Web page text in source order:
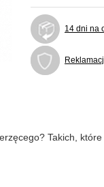
14 dni na
Takich,